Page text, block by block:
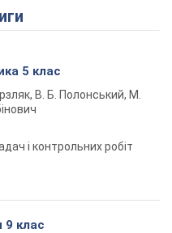
5 клас
В. Б. Полонський, М.
і контрольних робіт
9 клас